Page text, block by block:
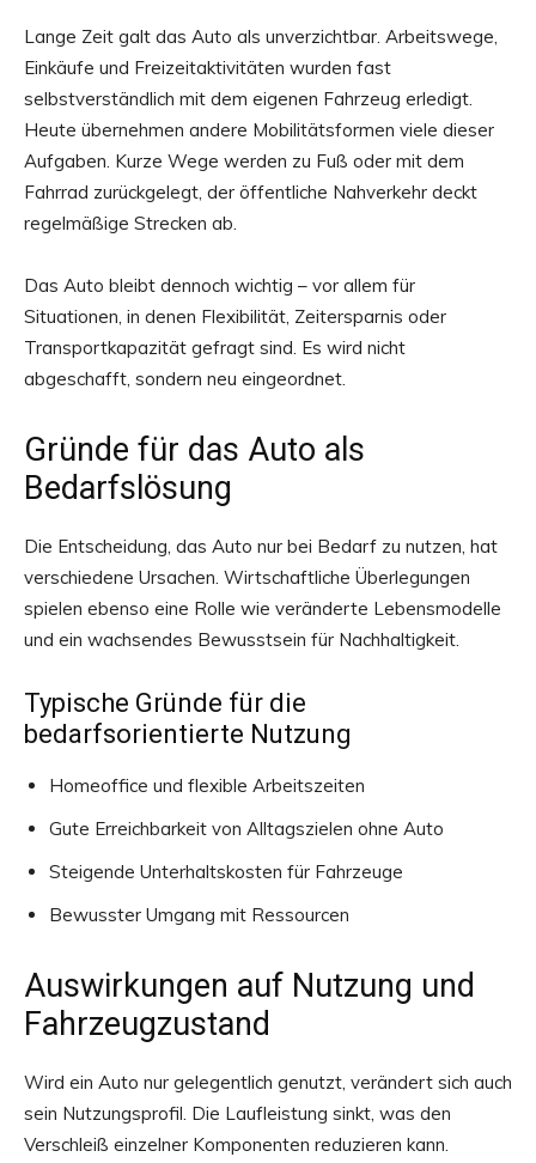
Lange Zeit galt das Auto als unverzichtbar. Arbeitswege,
Einkäufe und Freizeitaktivitäten wurden fast
selbstverständlich mit dem eigenen Fahrzeug erledigt.
Heute übernehmen andere Mobilitätsformen viele dieser
Aufgaben. Kurze Wege werden zu Fuß oder mit dem
Fahrrad zurückgelegt, der öffentliche Nahverkehr deckt
regelmäßige Strecken ab.
Das Auto bleibt dennoch wichtig – vor allem für
Situationen, in denen Flexibilität, Zeitersparnis oder
Transportkapazität gefragt sind. Es wird nicht
abgeschafft, sondern neu eingeordnet.
Gründe für das Auto als
Bedarfslösung
Die Entscheidung, das Auto nur bei Bedarf zu nutzen, hat
verschiedene Ursachen. Wirtschaftliche Überlegungen
spielen ebenso eine Rolle wie veränderte Lebensmodelle
und ein wachsendes Bewusstsein für Nachhaltigkeit.
Typische Gründe für die
bedarfsorientierte Nutzung
Homeoffice und flexible Arbeitszeiten
Gute Erreichbarkeit von Alltagszielen ohne Auto
Steigende Unterhaltskosten für Fahrzeuge
Bewusster Umgang mit Ressourcen
Auswirkungen auf Nutzung und
Fahrzeugzustand
Wird ein Auto nur gelegentlich genutzt, verändert sich auch
sein Nutzungsprofil. Die Laufleistung sinkt, was den
Verschleiß einzelner Komponenten reduzieren kann.